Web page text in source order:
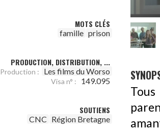
MOTS CLÉS
famille prison
PRODUCTION, DISTRIBUTION, ...
Production : Les films du Worso
Visa n° : 149.095
SOUTIENS
CNC Région Bretagne